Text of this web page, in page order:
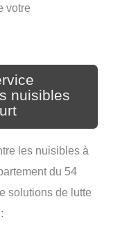
votre
nuisibles
les nuisibles à
du 54
solutions de lutte